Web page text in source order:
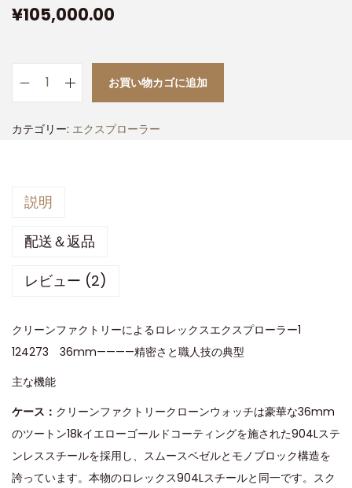
¥105,000.00
お買い物カゴに追加
カテゴリー: エクスプローラー
説明
配送＆返品
レビュー (2)
クリーンファクトリーによるロレックスエクスプローラー1
124273 36mm————精密さと職人技の典型
主な機能
ケース： クリーンファクトリークローンウォッチは豪華な36mm
のツートン18kイエローゴールドコーティングを施された904Lステ
ンレススチールを採用し、スムースベゼルとモノブロック構造を
誇っています。本物のロレックス904Lスチールと同一です。スク